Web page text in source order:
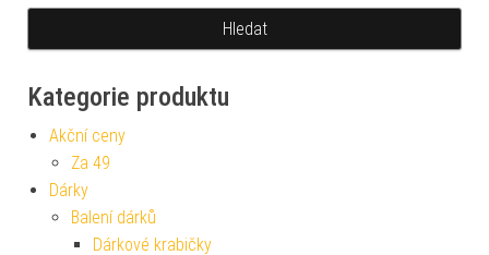
Kategorie produktu
Akční ceny
Za 49
Dárky
Balení dárků
Dárkové krabičky